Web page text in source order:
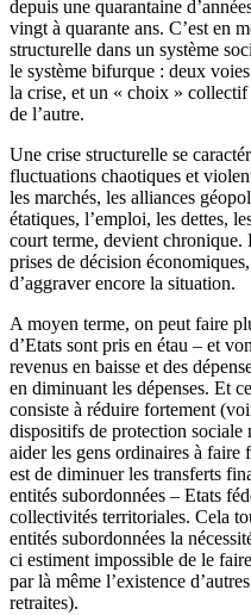
depuis une quarantaine
vingt à quarante ans. C’est en
structurelle dans un système
le système bifurque : deux
la crise, et un « choix » collectif
de l’autre.
Une crise structurelle se
fluctuations chaotiques et
les marchés, les alliances
étatiques, l’emploi, les dettes,
court terme, devient chronique.
prises de décision
d’aggraver encore la situation.
A moyen terme, on peut faire
d’Etats sont pris en étau – et
revenus en baisse et des
en diminuant les dépenses. Et
consiste à réduire fortement
dispositifs de protection
aider les gens ordinaires à faire
est de diminuer les transferts
entités subordonnées – Etats
collectivités territoriales. Cela
entités subordonnées la
ci estiment impossible de le
par là même l’existence
retraites).